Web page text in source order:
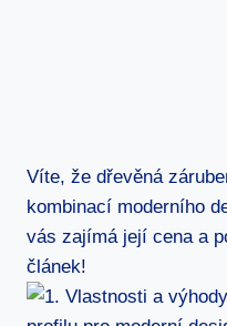
Víte, že dřevěná
kombinací moderního
vás zajímá její cena a
článek!